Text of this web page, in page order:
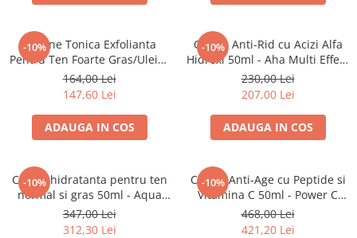
-10%
Lotiune Tonica Exfolianta
Pentru Ten Foarte Gras/Uleios
250ml - Akno-Control Lotion
Pure Solution – Bruno Vassari
164,00 Lei
147,60 Lei
ADAUGA IN COS
-10%
Crema Anti-Rid cu Acizi Alfa
Hidroxi 50ml - Aha Multi Effect
Cream – Bruno Vassari
230,00 Lei
207,00 Lei
ADAUGA IN COS
-10%
Crema hidratanta pentru ten
normal si gras 50ml - Aqua
Sorbet Light – Bruno Vassari
347,00 Lei
312,30 Lei
-10%
Crema Anti-Age cu Peptide si
Vitamina C 50ml - Power C
Peptide Cream – Bruno
Vassari
468,00 Lei
421,20 Lei